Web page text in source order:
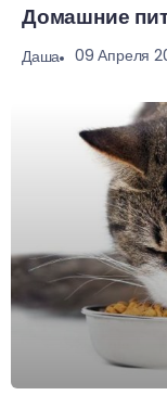
Домашние
Даша 09 Апреля